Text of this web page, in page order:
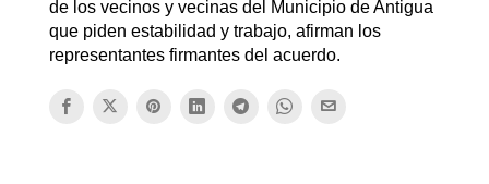
de los vecinos y vecinas del Municipio de Antigua
que piden estabilidad y trabajo, afirman los
representantes firmantes del acuerdo.